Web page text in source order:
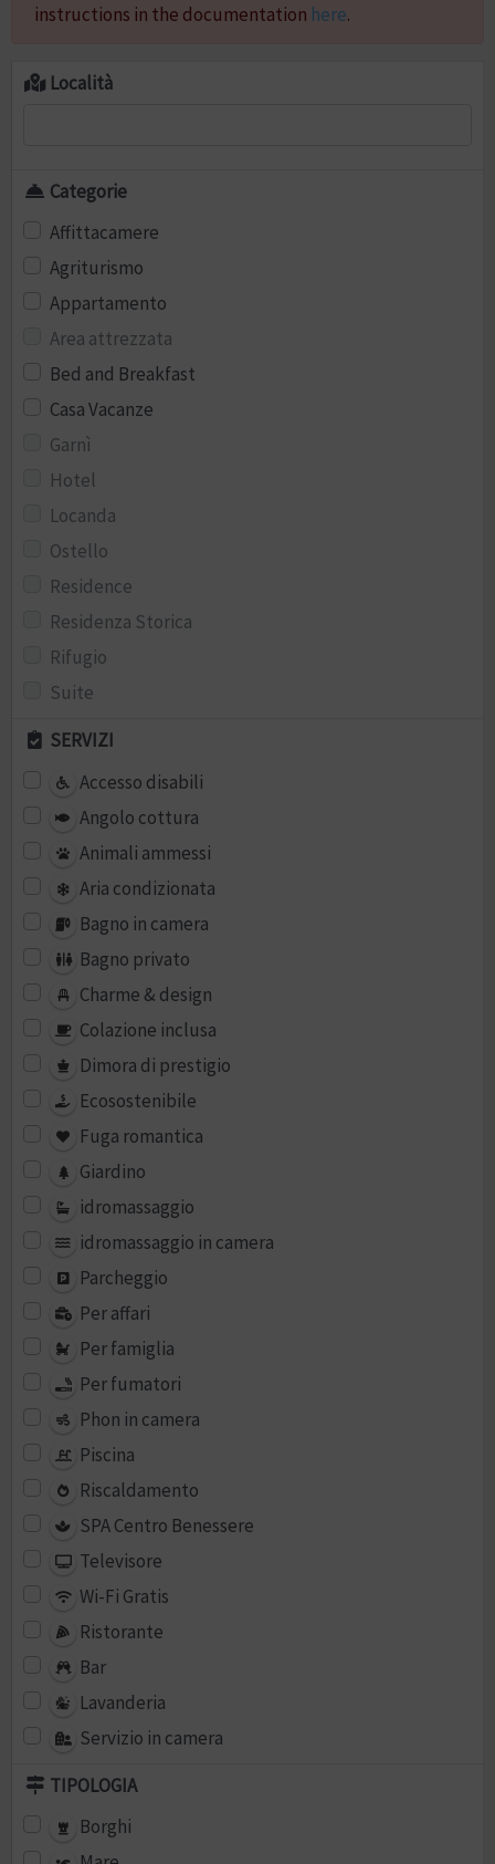
instructions in the documentation here.
Località
Categorie
Affittacamere
Agriturismo
Appartamento
Area attrezzata
Bed and Breakfast
Casa Vacanze
Garnì
Hotel
Locanda
Ostello
Residence
Residenza Storica
Rifugio
Suite
SERVIZI
Accesso disabili
Angolo cottura
Animali ammessi
Aria condizionata
Bagno in camera
Bagno privato
Charme & design
Colazione inclusa
Dimora di prestigio
Ecosostenibile
Fuga romantica
Giardino
idromassaggio
idromassaggio in camera
Parcheggio
Per affari
Per famiglia
Per fumatori
Phon in camera
Piscina
Riscaldamento
SPA Centro Benessere
Televisore
Wi-Fi Gratis
Ristorante
Bar
Lavanderia
Servizio in camera
TIPOLOGIA
Borghi